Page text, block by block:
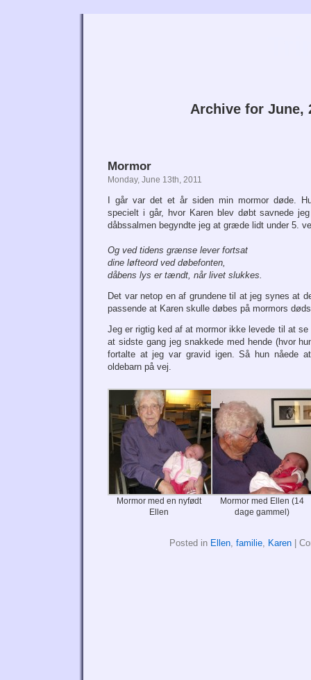
Archive for June,
Mormor
Monday, June 13th, 2011
I går var det et år siden min mormor døde.
specielt i går, hvor Karen blev døbt savnede
dåbssalmen begyndte jeg at græde lidt under 5.
Og ved tidens grænse lever fortsat
dine løfteord ved døbefonten,
dåbens lys er tændt, når livet slukkes.
Det var netop en af grundene til at jeg synes at
passende at Karen skulle døbes på mormors
Jeg er rigtig ked af at mormor ikke levede til at se
at sidste gang jeg snakkede med hende (hvor
fortalte at jeg var gravid igen. Så hun nåede
oldebarn på vej.
Mormor med en nyfødt
Ellen
Mormor med Ellen (14
dage gammel)
Posted in Ellen, familie, Karen